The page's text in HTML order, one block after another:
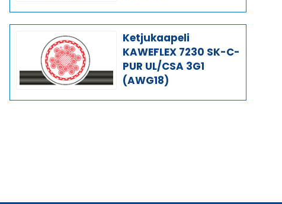
Ketjukaapeli
KAWEFLEX 7230 SK-C-
PUR UL/CSA 3G1
(AWG18)